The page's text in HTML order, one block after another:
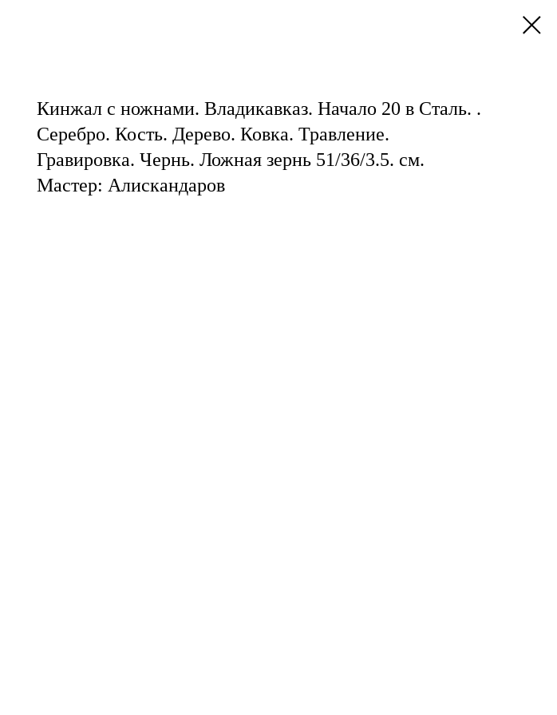
Кинжал с ножнами. Владикавказ. Начало 20 в Сталь. .
Серебро. Кость. Дерево. Ковка. Травление.
Гравировка. Чернь. Ложная зернь 51/36/3.5. см.
Мастер: Алискандаров